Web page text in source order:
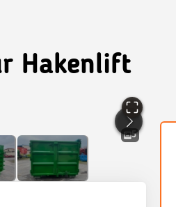
Hakenlift
5